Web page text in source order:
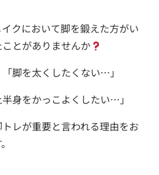
クにおいて脚を鍛えた方がい
とがありませんか
脚を太くしたくない…」
身をかっこよくしたい…」
レが重要と言われる理由をお